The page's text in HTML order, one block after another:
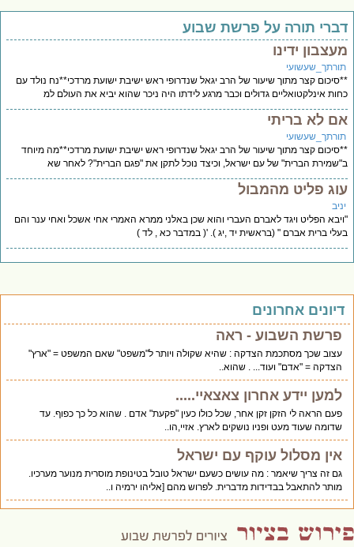
תורה על פרשת שבוע
ידינו
קצר מתוך שיעור של הרב יגאל שנדרופי ראש ישיבת ישועת מרדכי**נח נולד עם
אינלקטואליים גדולים וכבר מרגע לידתו היה ניכר שהוא יביא את העולם למ
לא בריתי
קצר מתוך שיעור של הרב יגאל שנדרופי ראש ישיבת ישועת מרדכי**מה מיוחד
הברית" של עם ישראל, וכיצד נוכל לתקן את "פגם הברית"? לאחר שא
פליט מהמבול
הפליט ויגד לאברם העברי והוא שכן באלני ממרא האמרי אחי אשכל ואחי ענר והם
ברית אברם " (בראשית יד ,יג ). '( במדבר כא , לד )
אחרונים
פרשת השבוע - ראה
עצוב שכך מסתכמת הצדקה : שהיא שקולה ויותר ל"משפט" שאם המשפט = "ארץ"
הצדקה = "אדם" ועוד... . שהוא..
למען יידע אחרון צאצאיי.....
פעם הראה לי הזקן זקן אחר, שכל כולו כעין "פקעת" אדם . שהוא כל כך כפוף. עד
שדומה שעוד מעט ופניו נושקים לארץ. אזיי,הו..
אין מסלול עוקף עם ישראל
גם זה צריך שיאמר : מה עושים כשעם ישראל טובל בטינופת מוסרית מנוער מערכיו.
מותר להתאבל בבדידות מדברית. לפרוש מהם [אליהו ירמיה ו..